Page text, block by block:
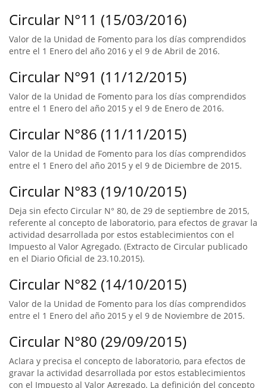
Circular N°11 (15/03/2016)
Valor de la Unidad de Fomento para los días comprendidos
entre el 1 Enero del año 2016 y el 9 de Abril de 2016.
Circular N°91 (11/12/2015)
Valor de la Unidad de Fomento para los días comprendidos
entre el 1 Enero del año 2015 y el 9 de Enero de 2016.
Circular N°86 (11/11/2015)
Valor de la Unidad de Fomento para los días comprendidos
entre el 1 Enero del año 2015 y el 9 de Diciembre de 2015.
Circular N°83 (19/10/2015)
Deja sin efecto Circular N° 80, de 29 de septiembre de 2015,
referente al concepto de laboratorio, para efectos de gravar la
actividad desarrollada por estos establecimientos con el
Impuesto al Valor Agregado. (Extracto de Circular publicado
en el Diario Oficial de 23.10.2015).
Circular N°82 (14/10/2015)
Valor de la Unidad de Fomento para los días comprendidos
entre el 1 Enero del año 2015 y el 9 de Noviembre de 2015.
Circular N°80 (29/09/2015)
Aclara y precisa el concepto de laboratorio, para efectos de
gravar la actividad desarrollada por estos establecimientos
con el Impuesto al Valor Agregado. La definición del concepto